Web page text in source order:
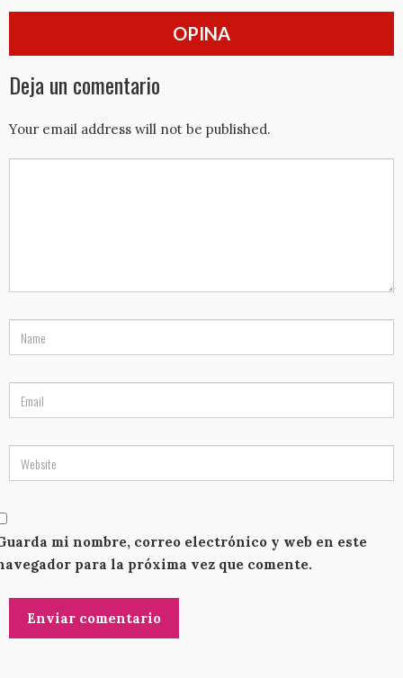
OPINA
Deja un comentario
Your email address will not be published.
mi nombre, correo electrónico y web en este
para la próxima vez que comente.